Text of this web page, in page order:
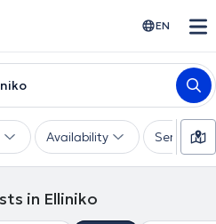
EN
Availability Services
in Elliniko